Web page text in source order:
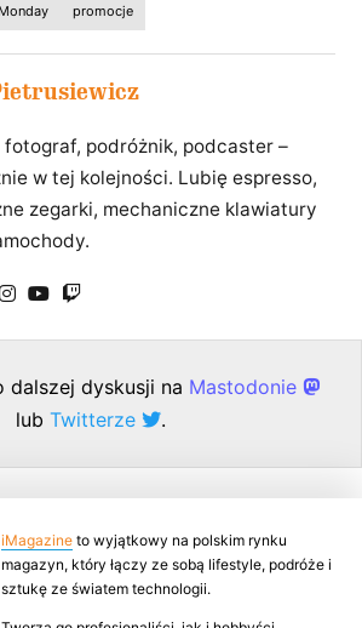
promocje
podróżnik, podcaster –
w tej kolejności. Lubię espresso,
zegarki, mechaniczne klawiatury
dalszej dyskusji na Mastodonie
lub Twitterze .
iMagazine to wyjątkowy na polskim rynku
magazyn, który łączy ze sobą lifestyle, podróże i
sztukę ze światem technologii.